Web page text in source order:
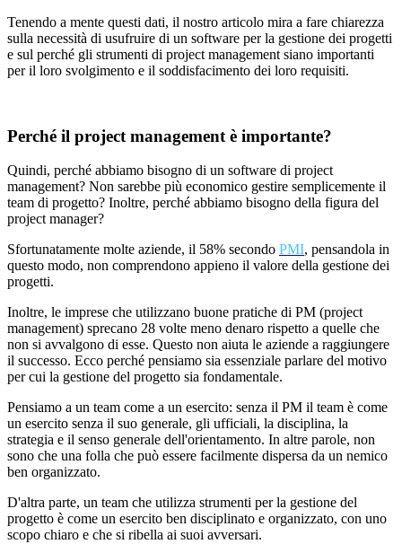
Tenendo a mente questi dati, il nostro articolo mira a fare chiarezza
sulla necessità di usufruire di un software per la gestione dei progetti
e sul perché gli strumenti di project management siano importanti
per il loro svolgimento e il soddisfacimento dei loro requisiti.
Perché il project management è importante?
Quindi, perché abbiamo bisogno di un software di project
management? Non sarebbe più economico gestire semplicemente il
team di progetto? Inoltre, perché abbiamo bisogno della figura del
project manager?
Sfortunatamente molte aziende, il 58% secondo PMI, pensandola in
questo modo, non comprendono appieno il valore della gestione dei
progetti.
Inoltre, le imprese che utilizzano buone pratiche di PM (project
management) sprecano 28 volte meno denaro rispetto a quelle che
non si avvalgono di esse. Questo non aiuta le aziende a raggiungere
il successo. Ecco perché pensiamo sia essenziale parlare del motivo
per cui la gestione del progetto sia fondamentale.
Pensiamo a un team come a un esercito: senza il PM il team è come
un esercito senza il suo generale, gli ufficiali, la disciplina, la
strategia e il senso generale dell'orientamento. In altre parole, non
sono che una folla che può essere facilmente dispersa da un nemico
ben organizzato.
D'altra parte, un team che utilizza strumenti per la gestione del
progetto è come un esercito ben disciplinato e organizzato, con uno
scopo chiaro e che si ribella ai suoi avversari.